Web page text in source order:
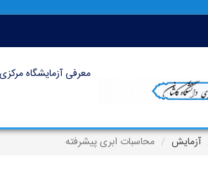
معرفی آزمایشگاه مرکزی
آزمایش محاسبات ابری پیشرفته